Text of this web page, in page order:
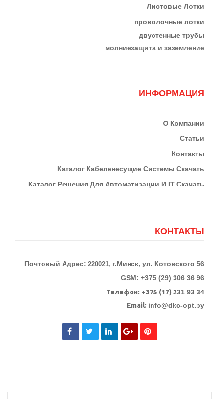
Листовые Лотки
проволочные лотки
двустенные трубы
молниезащита и заземление
ИНФОРМАЦИЯ
О Компании
Статьи
Контакты
КАталог Кабеленесущие Системы Скачать
Каталог Решения Для Автоматизации И IT Скачать
КОНТАКТЫ
Почтовый Адрес: 220021, г.Минск, ул. Котовского 56
GSM: +375 (29) 306 36 96
Телефон: +375 (17) 231 93 34
Email: info@dkc-opt.by